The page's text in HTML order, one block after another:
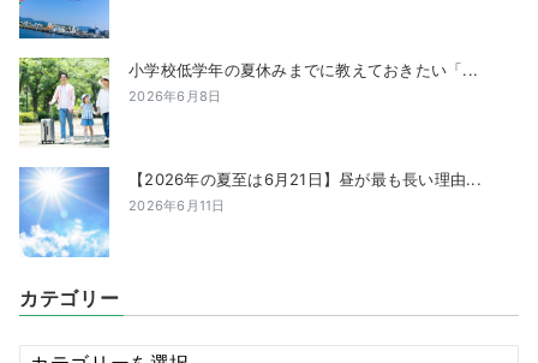
小学校低学年の夏休みまでに教えておきたい「...
2026年6月8日
【2026年の夏至は6月21日】昼が最も長い理由...
2026年6月11日
カテゴリー
カ